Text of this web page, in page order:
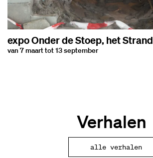
expo Onder de Stoep, het Strand
van 7 maart tot 13 september
Verhalen
alle verhalen